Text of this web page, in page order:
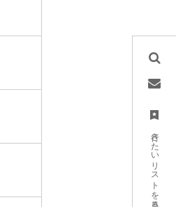
行きたいリストを見る